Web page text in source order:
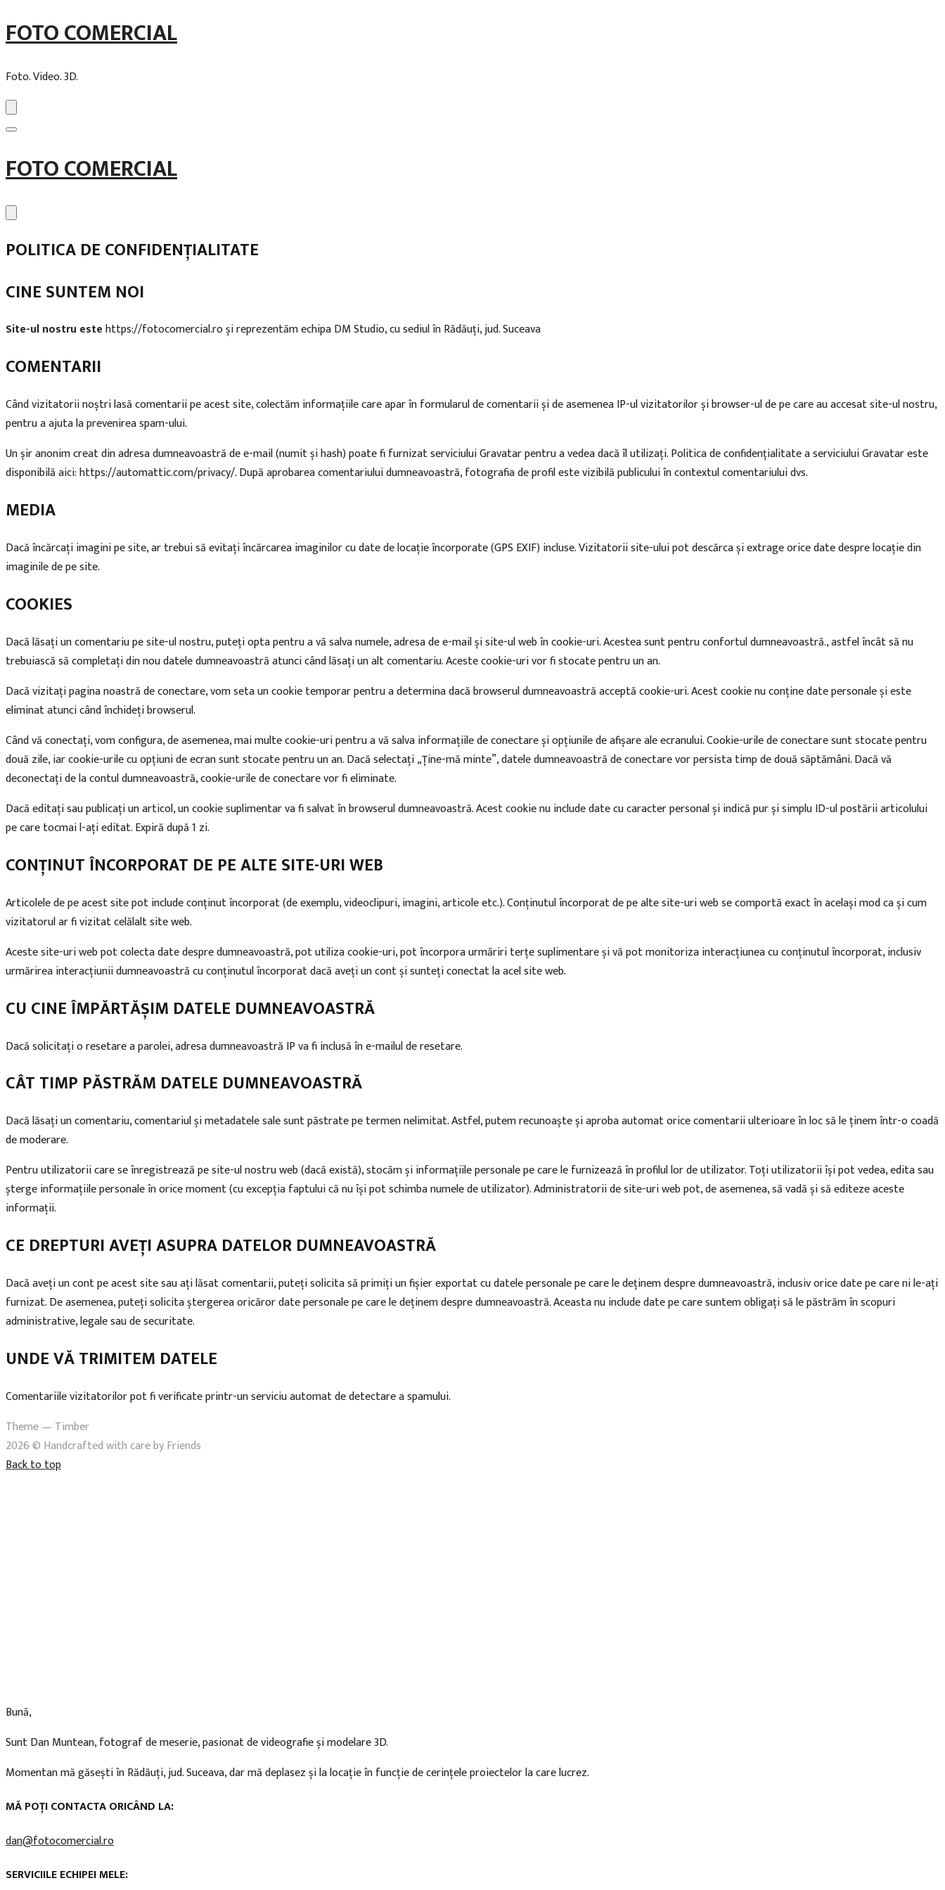
FOTO COMERCIAL
Foto. Video. 3D.
Skip
to
FOTO COMERCIAL
POLITICA DE CONFIDENȚIALITATE
CINE SUNTEM NOI
Site-ul nostru estehttps://fotocomercial.ro și reprezentăm echipa DM Studio, cu sediul în Rădăuți, jud. Suceava
COMENTARII
Când vizitatorii noștri lasă comentarii pe acest site, colectăm informațiile care apar în formularul de comentarii și de asemenea IP-ul vizitatorilor și browser-ul de pe care au accesat site-ul nostru,
pentru a ajuta la prevenirea spam-ului.
Un șir anonim creat din adresa dumneavoastră de e-mail (numit și hash) poate fi furnizat serviciului Gravatar pentru a vedea dacă îl utilizați. Politica de confidențialitate a serviciului Gravatar este
disponibilă aici: https://automattic.com/privacy/. După aprobarea comentariului dumneavoastră, fotografia de profil este vizibilă publicului în contextul comentariului dvs.
MEDIA
Dacă încărcați imagini pe site, ar trebui să evitați încărcarea imaginilor cu date de locație încorporate (GPS EXIF) incluse. Vizitatorii site-ului pot descărca și extrage orice date despre locație din
imaginile de pe site.
COOKIES
Dacă lăsați un comentariu pe site-ul nostru, puteți opta pentru a vă salva numele, adresa de e-mail și site-ul web în cookie-uri. Acestea sunt pentru confortul dumneavoastră., astfel încât să nu
trebuiască să completați din nou datele dumneavoastră atunci când lăsați un alt comentariu. Aceste cookie-uri vor fi stocate pentru un an.
Dacă vizitați pagina noastră de conectare, vom seta un cookie temporar pentru a determina dacă browserul dumneavoastră acceptă cookie-uri. Acest cookie nu conține date personale și este
eliminat atunci când închideți browserul.
Când vă conectați, vom configura, de asemenea, mai multe cookie-uri pentru a vă salva informațiile de conectare și opțiunile de afișare ale ecranului. Cookie-urile de conectare sunt stocate pentru
două zile, iar cookie-urile cu opțiuni de ecran sunt stocate pentru un an. Dacă selectați „Ține-mă minte”, datele dumneavoastră de conectare vor persista timp de două săptămâni. Dacă vă
deconectați de la contul dumneavoastră, cookie-urile de conectare vor fi eliminate.
Dacă editați sau publicați un articol, un cookie suplimentar va fi salvat în browserul dumneavoastră. Acest cookie nu include date cu caracter personal și indică pur și simplu ID-ul postării articolului
pe care tocmai l-ați editat. Expiră după 1 zi.
CONȚINUT ÎNCORPORAT DE PE ALTE SITE-URI WEB
Articolele de pe acest site pot include conținut încorporat (de exemplu, videoclipuri, imagini, articole etc.). Conținutul încorporat de pe alte site-uri web se comportă exact în același mod ca și cum
vizitatorul ar fi vizitat celălalt site web.
Aceste site-uri web pot colecta date despre dumneavoastră, pot utiliza cookie-uri, pot încorpora urmăriri terțe suplimentare și vă pot monitoriza interacțiunea cu conținutul încorporat, inclusiv
urmărirea interacțiunii dumneavoastră cu conținutul încorporat dacă aveți un cont și sunteți conectat la acel site web.
CU CINE ÎMPĂRTĂȘIM DATELE DUMNEAVOASTRĂ
Dacă solicitați o resetare a parolei, adresa dumneavoastră IP va fi inclusă în e-mailul de resetare.
CÂT TIMP PĂSTRĂM DATELE DUMNEAVOASTRĂ
Dacă lăsați un comentariu, comentariul și metadatele sale sunt păstrate pe termen nelimitat. Astfel, putem recunoaște și aproba automat orice comentarii ulterioare în loc să le ținem într-o coadă
de moderare.
Pentru utilizatorii care se înregistrează pe site-ul nostru web (dacă există), stocăm și informațiile personale pe care le furnizează în profilul lor de utilizator. Toți utilizatorii își pot vedea, edita sau
șterge informațiile personale în orice moment (cu excepția faptului că nu își pot schimba numele de utilizator). Administratorii de site-uri web pot, de asemenea, să vadă și să editeze aceste
informații.
CE DREPTURI AVEȚI ASUPRA DATELOR DUMNEAVOASTRĂ
Dacă aveți un cont pe acest site sau ați lăsat comentarii, puteți solicita să primiți un fișier exportat cu datele personale pe care le deținem despre dumneavoastră, inclusiv orice date pe care ni le-ați
furnizat. De asemenea, puteți solicita ștergerea oricăror date personale pe care le deținem despre dumneavoastră. Aceasta nu include date pe care suntem obligați să le păstrăm în scopuri
administrative, legale sau de securitate.
UNDE VĂ TRIMITEM DATELE
Comentariile vizitatorilor pot fi verificate printr-un serviciu automat de detectare a spamului.
Theme — Timber
2026 © Handcrafted with care by Friends
Back to top
Bună,
Sunt Dan Muntean, fotograf de meserie, pasionat de videografie și modelare 3D.
Momentan mă găsești în Rădăuți, jud. Suceava, dar mă deplasez și la locație în funcție de cerințele proiectelor la care lucrez.
MĂ POȚI CONTACTA ORICÂND LA:
dan@fotocomercial.ro
SERVICIILE ECHIPEI MELE: